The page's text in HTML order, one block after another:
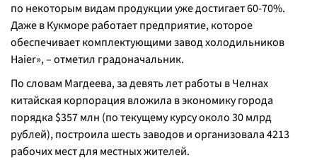
по некоторым видам продукции уже достигает 60-70%.
Даже в Кукморе работает предприятие, которое
обеспечивает комплектующими завод холодильников
Haier», – отметил градоначальник.
По словам Магдеева, за девять лет работы в Челнах
китайская корпорация вложила в экономику города
порядка $357 млн (по текущему курсу около 30 млрд
рублей), построила шесть заводов и организовала 4213
рабочих мест для местных жителей.